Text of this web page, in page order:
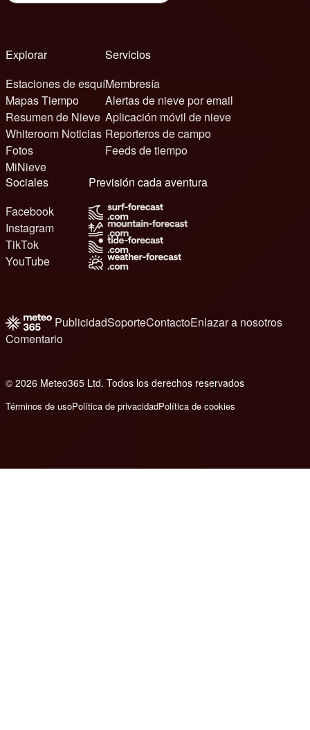
Explorar
Estaciones de esquí
Mapas Tiempo
Resumen de Nieve
Whiteroom Noticias
Fotos
MiNieve
Servicios
Membresía
Alertas de nieve por email
Aplicación móvil de nieve
Reporteros de campo
Feeds de tiempo
Sociales
Facebook
Instagram
TikTok
YouTube
Previsión cada aventura
PublicidadSoporteContactoEnlazar a nosotros
Comentario
© 2026 Meteo365 Ltd. Todos los derechos reservados
Términos de usoPolítica de privacidadPolítica de cookies